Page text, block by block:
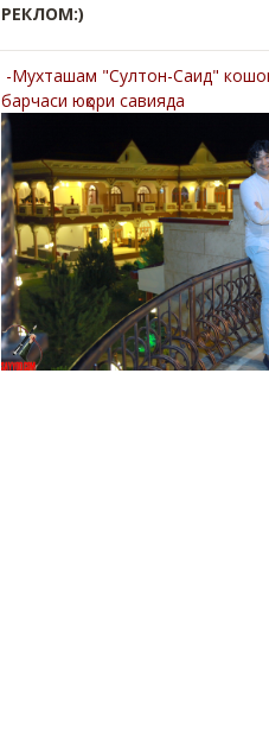
РЕКЛОМ:)
-Мухташам "Султон-Саид"
барчаси юқори савияда